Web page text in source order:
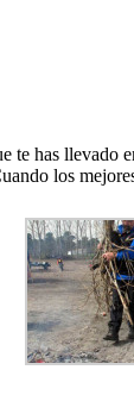
te has llevado
los